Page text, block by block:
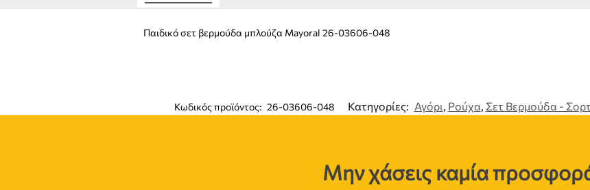
Παιδικό σετ βερμούδα μπλούζα Mayoral 26-03606-048
Κωδικός προϊόντος: 26-03606-048 Κατηγορίες: Αγόρι, Ρούχα, Σετ Βερμούδα -
Μην χάσεις καμία